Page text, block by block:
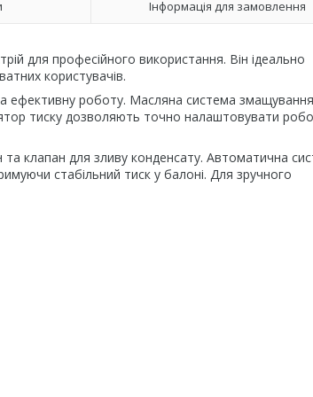
Інформація для замовлення
для професійного використання. Він ідеально
користувачів.
ефективну роботу. Масляна система змащування
тиску дозволяють точно налаштовувати
клапан для зливу конденсату. Автоматична
стабільний тиск у балоні. Для зручного